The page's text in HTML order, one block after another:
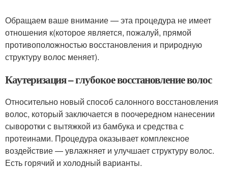
Обращаем ваше внимание — эта процедура не имеет
отношения к(которое является, пожалуй, прямой
противоположностью восстановления и природную
структуру волос меняет).
Каутеризация – глубокое восстановление волос
Относительно новый способ салонного восстановления
волос, который заключается в поочередном нанесении
сыворотки с вытяжкой из бамбука и средства с
протеинами. Процедура оказывает комплексное
воздействие — увлажняет и улучшает структуру волос.
Есть горячий и холодный варианты.